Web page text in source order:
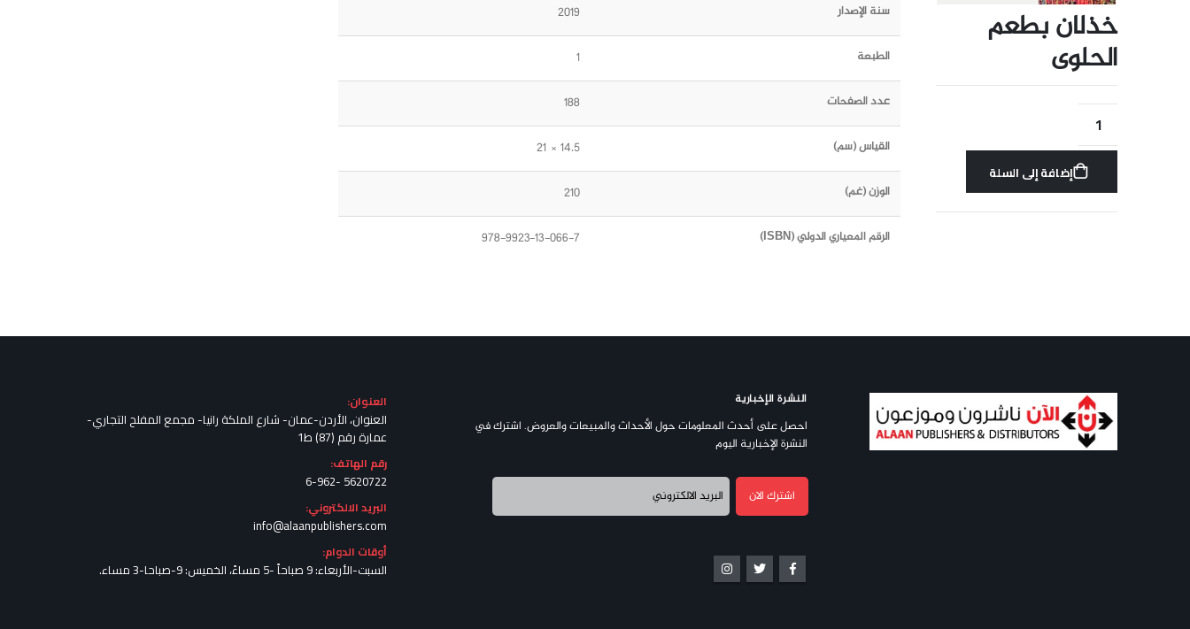
خذلان بطعم
الحلوى
إضافة إلى السلة
سنة الإصدار 2019
الطبعة 1
عدد الصفحات 188
القياس (سم) 14.5 × 21
الوزن (غم) 210
الرقم المعياري الدولي (ISBN) 978-9923-13-066-7
النشرة الإخبارية
احصل على أحدث المعلومات حول الأحداث والمبيعات والعروض. اشترك في
النشرة الإخبارية اليوم
العنوان:
العنوان، الأردن-عمان- شارع الملكة رانيا- مجمع المفلح التجاري-
عمارة رقم (87) ط1
رقم الهاتف:
5620722 -6-962
البريد الالكتروني:
info@alaanpublishers.com
أوقات الدوام:
السبت-الأربعاء: 9 صباحاً -5 مساءً، الخميس: 9-صباحا-3 مساء.